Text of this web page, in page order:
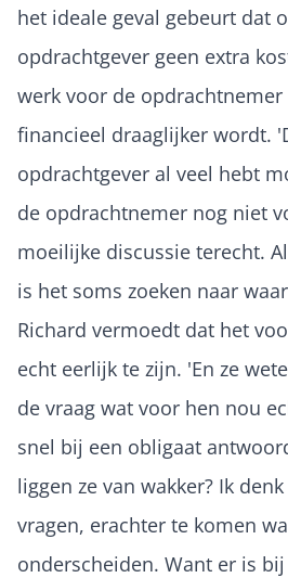
het ideale geval gebeurt dat
opdrachtgever geen extra
werk voor de
financieel draaglijker wordt.
opdrachtgever al veel hebt
de opdrachtnemer nog niet
moeilijke discussie terecht.
is het soms zoeken naar
Richard vermoedt dat het
echt eerlijk te zijn. 'En ze
de vraag wat voor hen nou
snel bij een obligaat
liggen ze van wakker? Ik
vragen, erachter te komen
onderscheiden. Want er is